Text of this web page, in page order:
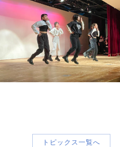
トピックス一覧へ